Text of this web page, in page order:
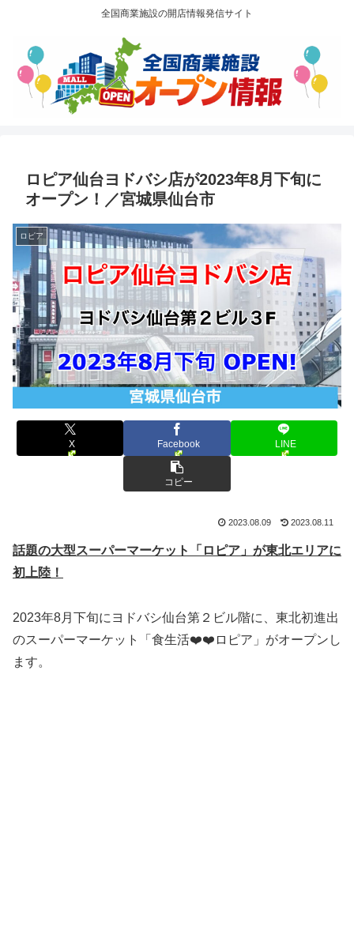
全国商業施設の開店情報発信サイト
ロピア仙台ヨドバシ店が2023年8月下旬に
オープン！／宮城県仙台市
ロピア
X Facebook LINE
コピー
2023.08.09 2023.08.11
話題の大型スーパーマーケット「ロピア」が東北エリアに
初上陸！
2023年8月下旬にヨドバシ仙台第２ビル階に、東北初進出
のスーパーマーケット「食生活❤️❤️ロピア」がオープンし
ます。